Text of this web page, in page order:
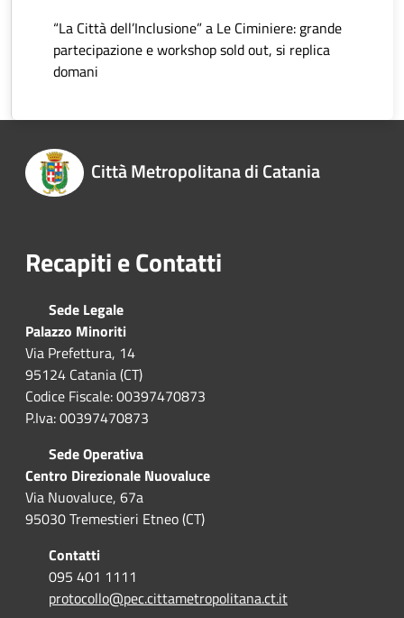
“La Città dell’Inclusione” a Le Ciminiere: grande
partecipazione e workshop sold out, si replica
domani
Città Metropolitana di Catania
Recapiti e Contatti
Sede Legale
Palazzo Minoriti
Via Prefettura, 14
95124 Catania (CT)
Codice Fiscale: 00397470873
P.Iva: 00397470873
Sede Operativa
Centro Direzionale Nuovaluce
Via Nuovaluce, 67a
95030 Tremestieri Etneo (CT)
Contatti
095 401 1111
protocollo@pec.cittametropolitana.ct.it